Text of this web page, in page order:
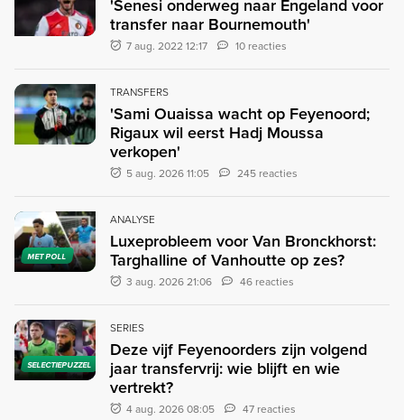
'Senesi onderweg naar Engeland voor
transfer naar Bournemouth'
7 aug. 2022 12:17 10 reacties
TRANSFERS
'Sami Ouaissa wacht op Feyenoord;
Rigaux wil eerst Hadj Moussa
verkopen'
5 aug. 2026 11:05 245 reacties
MET POLL
ANALYSE
Luxeprobleem voor Van Bronckhorst:
Targhalline of Vanhoutte op zes?
3 aug. 2026 21:06 46 reacties
SELECTIEPUZZEL
SERIES
Deze vijf Feyenoorders zijn volgend
jaar transfervrij: wie blijft en wie
vertrekt?
4 aug. 2026 08:05 47 reacties